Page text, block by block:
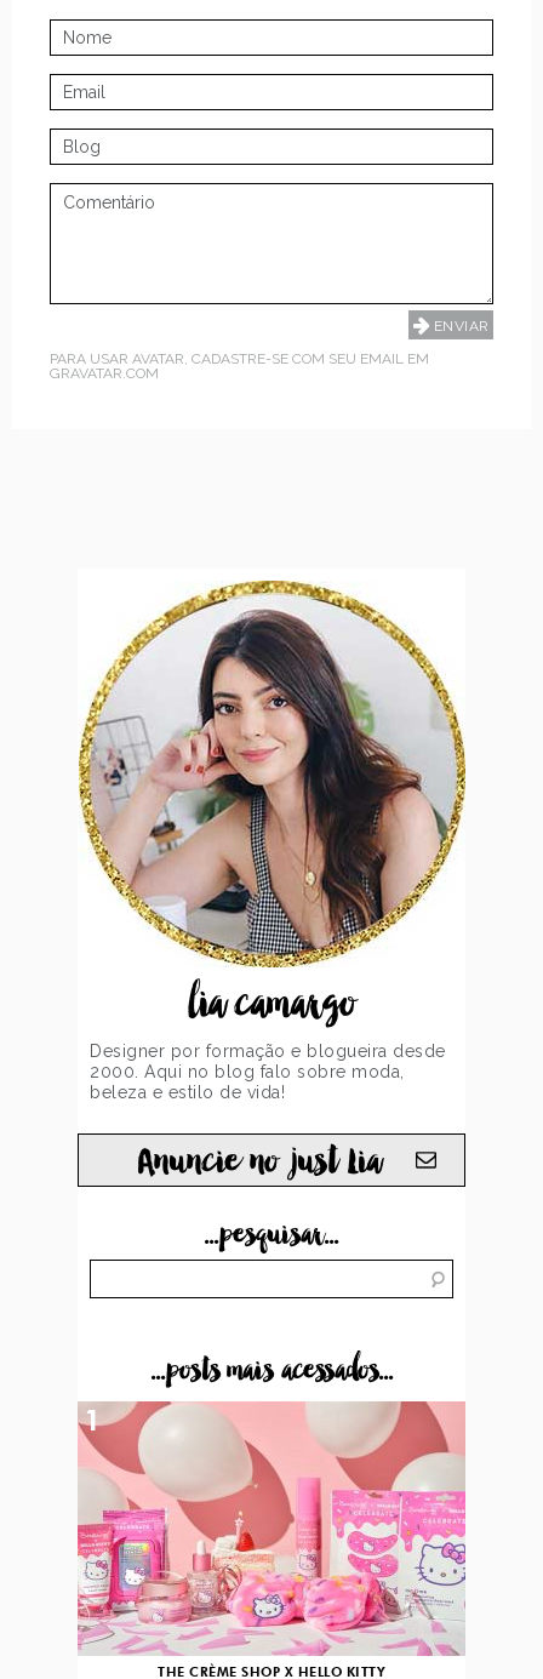
PARA USAR AVATAR, CADASTRE-SE COM SEU EMAIL EM
GRAVATAR.COM
lia camargo
Designer por formação e blogueira desde
2000. Aqui no blog falo sobre moda,
beleza e estilo de vida!
Anuncie no just Lia
...pesquisar...
...posts mais acessados...
THE CRÈME SHOP X HELLO KITTY
1